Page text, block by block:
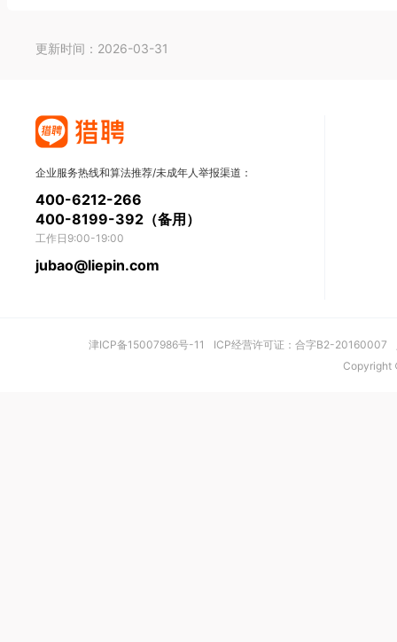
更新时间：2026-03-31